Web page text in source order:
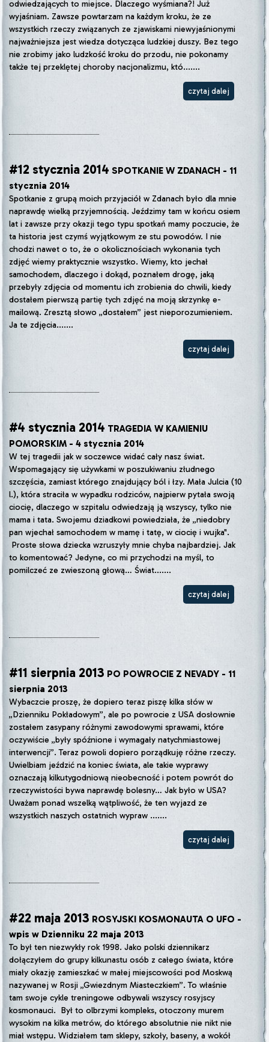
odwiedzających to miejsce. Dlaczego wyśmiana?! Już
wyjaśniam. Zawsze powtarzam na każdym kroku, że ze
wszystkich rzeczy związanych ze zjawiskami niewyjaśnionymi
najważniejsza jest wiedza dotycząca ludzkiej duszy. Bez tego
nie zrobimy jako ludzkość kroku do przodu, nie pokonamy
także tej przeklętej choroby nacjonalizmu, któ.......
czytaj dalej
#12 stycznia 2014 SPOTKANIE W ZDANACH - 11
stycznia 2014
Spotkanie z grupą moich przyjaciół w Zdanach było dla mnie
naprawdę wielką przyjemnością. Jeździmy tam w końcu osiem
lat i zawsze przy okazji tego typu spotkań mamy poczucie, że
ta historia jest czymś wyjątkowym ze stu powodów. I nie
chodzi nawet o to, że o okolicznościach wykonania tych
zdjęć wiemy praktycznie wszystko. Wiemy, kto jechał
samochodem, dlaczego i dokąd, poznałem drogę, jaką
przebyły zdjęcia od momentu ich zrobienia do chwili, kiedy
dostałem pierwszą partię tych zdjęć na moją skrzynkę e-
mailową. Zresztą słowo „dostałem” jest nieporozumieniem.
Ja te zdjęcia.......
czytaj dalej
#4 stycznia 2014 TRAGEDIA W KAMIENIU
POMORSKIM - 4 stycznia 2014
W tej tragedii jak w soczewce widać cały nasz świat.
Wspomagający się używkami w poszukiwaniu złudnego
szczęścia, zamiast którego znajdujący ból i łzy. Mała Julcia (10
l.), która straciła w wypadku rodziców, najpierw pytała swoją
ciocię, dlaczego w szpitalu odwiedzają ją wszyscy, tylko nie
mama i tata. Swojemu dziadkowi powiedziała, że „niedobry
pan wjechał samochodem w mamę i tatę, w ciocię i wujka".
Proste słowa dziecka wzruszyły mnie chyba najbardziej. Jak
to komentować? Jedyne, co mi przychodzi na myśl, to
pomilczeć ze zwieszoną głową… Świat.......
czytaj dalej
#11 sierpnia 2013 PO POWROCIE Z NEVADY - 11
sierpnia 2013
Wybaczcie proszę, że dopiero teraz piszę kilka słów w
„Dzienniku Pokładowym”, ale po powrocie z USA dosłownie
zostałem zasypany różnymi zawodowymi sprawami, które
oczywiście „były spóźnione i wymagały natychmiastowej
interwencji”. Teraz powoli dopiero porządkuję różne rzeczy.
Uwielbiam jeździć na koniec świata, ale takie wyprawy
oznaczają kilkutygodniową nieobecność i potem powrót do
rzeczywistości bywa naprawdę bolesny… Jak było w USA?
Uważam ponad wszelką wątpliwość, że ten wyjazd ze
wszystkich naszych ostatnich wypraw .......
czytaj dalej
#22 maja 2013 ROSYJSKI KOSMONAUTA O UFO -
wpis w Dzienniku 22 maja 2013
To był ten niezwykły rok 1998. Jako polski dziennikarz
dołączyłem do grupy kilkunastu osób z całego świata, które
miały okazję zamieszkać w małej miejscowości pod Moskwą
nazywanej w Rosji „Gwiezdnym Miasteczkiem”. To właśnie
tam swoje cykle treningowe odbywali wszyscy rosyjscy
kosmonauci. Był to olbrzymi kompleks, otoczony murem
wysokim na kilka metrów, do którego absolutnie nie nikt nie
miał wstępu. Widziałem tam sklepy, szkoły, baseny, a wokół